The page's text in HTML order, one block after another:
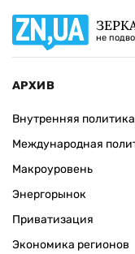
не
АРХИВ
Внутренняя политика
Международная
Макроуровень
Энергорынок
Приватизация
Экономика регионов